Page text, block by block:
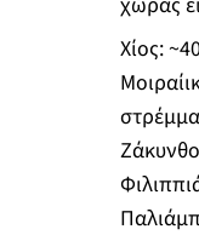
Χίος: